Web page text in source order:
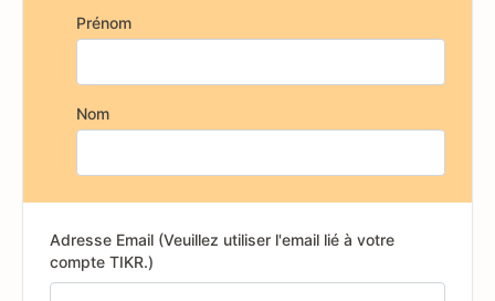
Prénom
Nom
Adresse Email (Veuillez utiliser l'email lié à votre
compte TIKR.)